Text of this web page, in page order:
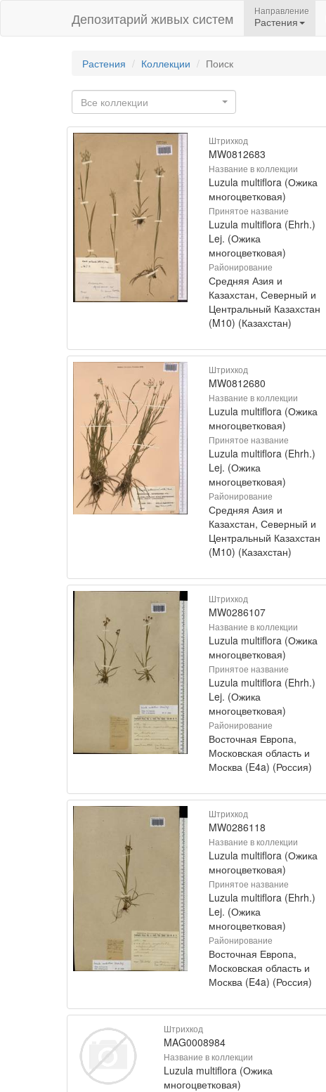
Депозитарий живых систем Направление
Растения
Растения Коллекции Поиск
Все коллекции
Штрихкод
MW0812683
Название в коллекции
Luzula multiflora (Ожика
многоцветковая)
Принятое название
Luzula multiflora (Ehrh.)
Lej. (Ожика
многоцветковая)
Районирование
Средняя Азия и
Казахстан, Северный и
Центральный Казахстан
(M10) (Казахстан)
Штрихкод
MW0812680
Название в коллекции
Luzula multiflora (Ожика
многоцветковая)
Принятое название
Luzula multiflora (Ehrh.)
Lej. (Ожика
многоцветковая)
Районирование
Средняя Азия и
Казахстан, Северный и
Центральный Казахстан
(M10) (Казахстан)
Штрихкод
MW0286107
Название в коллекции
Luzula multiflora (Ожика
многоцветковая)
Принятое название
Luzula multiflora (Ehrh.)
Lej. (Ожика
многоцветковая)
Районирование
Восточная Европа,
Московская область и
Москва (E4a) (Россия)
Штрихкод
MW0286118
Название в коллекции
Luzula multiflora (Ожика
многоцветковая)
Принятое название
Luzula multiflora (Ehrh.)
Lej. (Ожика
многоцветковая)
Районирование
Восточная Европа,
Московская область и
Москва (E4a) (Россия)
Штрихкод
MAG0008984
Название в коллекции
Luzula multiflora (Ожика
многоцветковая)